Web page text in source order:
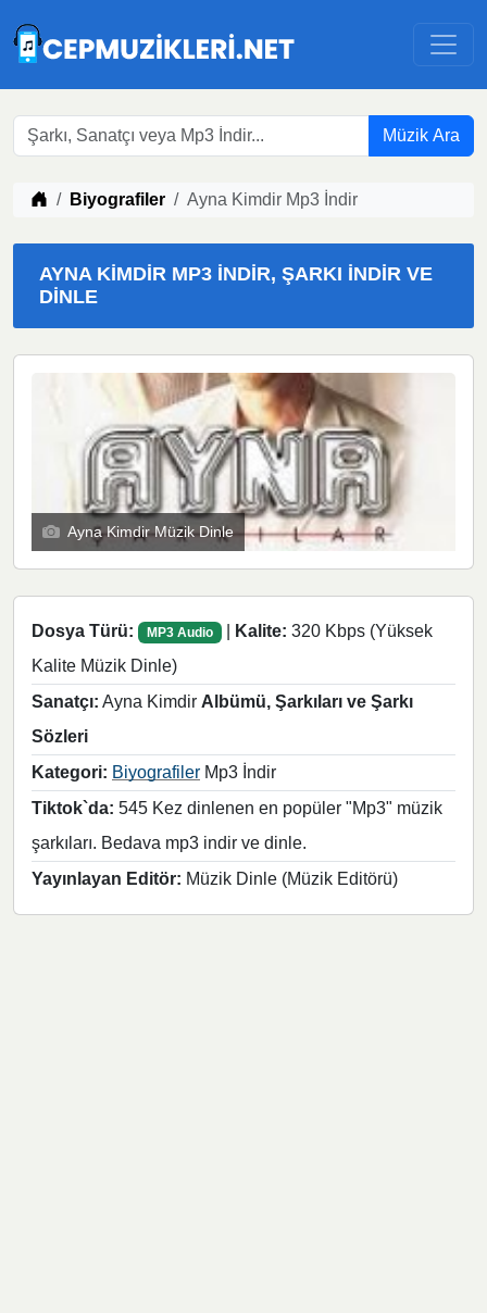
Müzik Ara
Müzik indir
Biyografiler Ayna Kimdir Mp3 İndir
AYNA KIMDIR MP3 İNDIR, ŞARKI İNDIR VE
DINLE
Ayna Kimdir Müzik Dinle
Dosya Türü: MP3 Audio | Kalite: 320 Kbps (Yüksek
Kalite Müzik Dinle)
Sanatçı: Ayna Kimdir Albümü, Şarkıları ve Şarkı
Sözleri
Kategori: Biyografiler Mp3 İndir
Tiktok`da: 545 Kez dinlenen en popüler "Mp3" müzik
şarkıları. Bedava mp3 indir ve dinle.
Yayınlayan Editör: Müzik Dinle (Müzik Editörü)